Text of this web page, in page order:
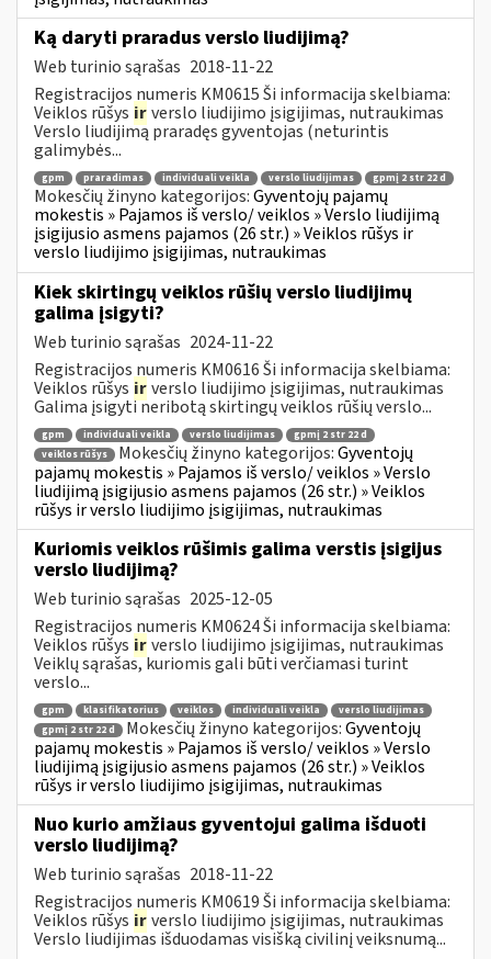
Ką daryti praradus verslo liudijimą?
Web turinio sąrašas 2018-11-22
Registracijos numeris KM0615 Ši informacija skelbiama:
Veiklos rūšys irverslo liudijimo įsigijimas, nutraukimas
Verslo liudijimą praradęs gyventojas (neturintis
galimybės...
gpm praradimas individuali veikla verslo liudijimas gpmį 2 str 22 d
Mokesčių žinyno kategorijos:Gyventojų pajamų
mokestis » Pajamos iš verslo/ veiklos » Verslo liudijimą
įsigijusio asmens pajamos (26 str.) » Veiklos rūšys ir
verslo liudijimo įsigijimas, nutraukimas
Kiek skirtingų veiklos rūšių verslo liudijimų
galima įsigyti?
Web turinio sąrašas 2024-11-22
Registracijos numeris KM0616 Ši informacija skelbiama:
Veiklos rūšys irverslo liudijimo įsigijimas, nutraukimas
Galima įsigyti neribotą skirtingų veiklos rūšių verslo...
gpm individuali veikla verslo liudijimas
gpmį 2 str 22 d
veiklos rūšys
Mokesčių žinyno kategorijos:Gyventojų
pajamų mokestis » Pajamos iš verslo/ veiklos » Verslo
liudijimą įsigijusio asmens pajamos (26 str.) » Veiklos
rūšys ir verslo liudijimo įsigijimas, nutraukimas
Kuriomis veiklos rūšimis galima verstis įsigijus
verslo liudijimą?
Web turinio sąrašas 2025-12-05
Registracijos numeris KM0624 Ši informacija skelbiama:
Veiklos rūšys irverslo liudijimo įsigijimas, nutraukimas
Veiklų sąrašas, kuriomis gali būti verčiamasi turint
verslo...
gpm klasifikatorius veiklos individuali veikla
verslo liudijimas
gpmį 2 str 22 d
Mokesčių žinyno kategorijos:Gyventojų
pajamų mokestis » Pajamos iš verslo/ veiklos » Verslo
liudijimą įsigijusio asmens pajamos (26 str.) » Veiklos
rūšys ir verslo liudijimo įsigijimas, nutraukimas
Nuo kurio amžiaus gyventojui galima išduoti
verslo liudijimą?
Web turinio sąrašas 2018-11-22
Registracijos numeris KM0619 Ši informacija skelbiama:
Veiklos rūšys irverslo liudijimo įsigijimas, nutraukimas
Verslo liudijimas išduodamas visišką civilinį veiksnumą...